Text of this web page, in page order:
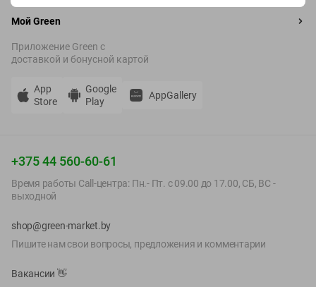
Как готовить равиоли?
Равиоли можно варить в подсоленной воде или готовить на
классическим томатным или сливочным, чтобы подчеркнуть
вкус начинки. Равиоли прекрасно сочетаются с зеленью, сыром
Доставка
Закажите вкусные и свежие равиоли с доставкой на дом прямо
Мой Green
Приложение Green c
доставкой и бонусной картой
App
Store
Google
Play
AppGallery
+375 44 560-60-61
Время работы Call-центра: Пн.- Пт. с 09.00 до 17.00, СБ, ВС -
выходной
shop@green-market.by
Пишите нам свои вопросы, предложения и комментарии
Вакансии 👋